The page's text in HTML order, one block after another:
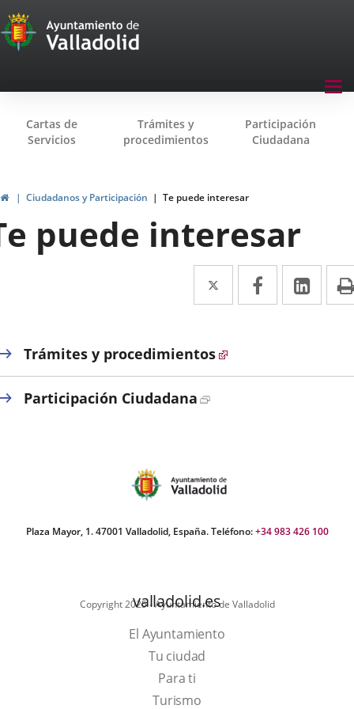
Transparencia
Menu
Transparencia
Cartas de
Servicios
Trámites y
procedimientos
Participación
Ciudadana
InicioCiudadanos y Participación Te puede interesar
puede interesar
Twitter
Enlace
a
aplicación
externa.
Facebook
Enlace
a
externa.
a
Trámites y procedimientos
Participación Ciudadana
Enlace
Plaza Mayor, 1. 47001 Valladolid, España. Teléfono:+34 983 426 100
Copyright 2025 - Ayuntamiento de Valladolid
valladolid.es
El Ayuntamiento
Tu ciudad
Para ti
TurismoEste